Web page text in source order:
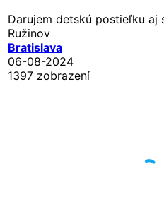
Darujem detskú postieľku aj
Ružinov
Bratislava
06-08-2024
1397 zobrazení